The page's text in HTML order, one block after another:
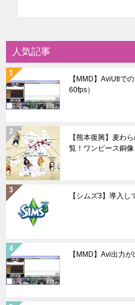
シ
ョ
ン
人気記事
【MMD】AviUtlで
60fps）
【熊本復興】麦わ
覧！ワンピース銅像
【シムズ3】導入
【MMD】Avi出力